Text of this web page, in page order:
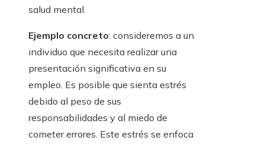
salud mental.
Ejemplo concreto: consideremos a un
individuo que necesita realizar una
presentación significativa en su
empleo. Es posible que sienta estrés
debido al peso de sus
responsabilidades y al miedo de
cometer errores. Este estrés se enfoca